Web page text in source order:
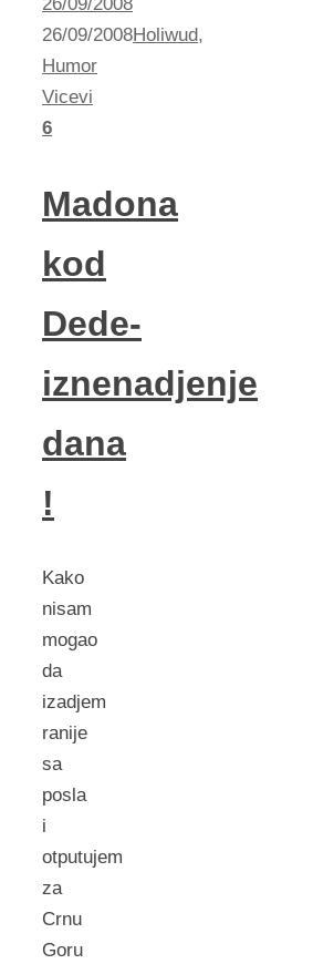
26/09/2008
26/09/2008Holiwud,
Humor
Vicevi
6
Madona
kod
Dede-
iznenadjenje
dana
!
Kako
nisam
mogao
da
izadjem
ranije
sa
posla
i
otputujem
za
Crnu
Goru